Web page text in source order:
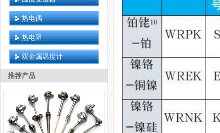
热电偶
热电阻
双金属温度计
推荐产品